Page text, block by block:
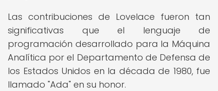
Las contribuciones de Lovelace fueron tan
significativas que el lenguaje de
programación desarrollado para la Máquina
Analítica por el Departamento de Defensa de
los Estados Unidos en la década de 1980, fue
llamado "Ada" en su honor.